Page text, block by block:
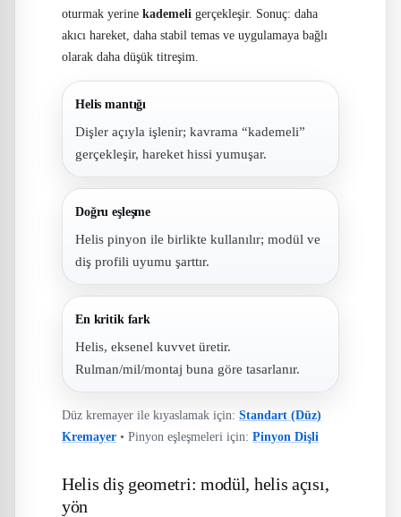
oturmak yerine kademeli gerçekleşir. Sonuç: daha
akıcı hareket, daha stabil temas ve uygulamaya bağlı
olarak daha düşük titreşim.
Helis mantığı
Dişler açıyla işlenir; kavrama “kademeli”
gerçekleşir, hareket hissi yumuşar.
Doğru eşleşme
Helis pinyon ile birlikte kullanılır; modül ve
diş profili uyumu şarttır.
En kritik fark
Helis, eksenel kuvvet üretir.
Rulman/mil/montaj buna göre tasarlanır.
Düz kremayer ile kıyaslamak için: Standart (Düz)
Kremayer • Pinyon eşleşmeleri için: Pinyon Dişli
Helis diş geometri: modül, helis açısı,
yön